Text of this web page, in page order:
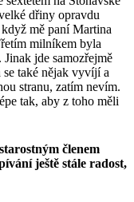
dřiny opravdu
mě paní Martina
milníkem byla
jde samozřejmě
se také nějak vyvíjí a
stranu, zatím nevím.
tak, aby z toho měli
členem
ještě stále radost,